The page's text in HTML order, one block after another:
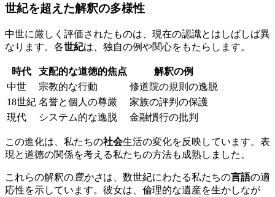
世紀を超えた解釈の多様性
中世に厳しく評価されたものは、現在の認識とはしばしば異
なります。各世紀は、独自の例や関心をもたらします。
時代 支配的な道徳的焦点
解釈の例
中世
宗教的な行動
修道院の規則の逸脱
18世紀 名誉と個人の尊厳
家族の評判の保護
現代
システム的な逸脱 金融慣行の批判
この進化は、私たちの社会生活の変化を反映しています。表
現と道徳の関係を考える私たちの方法も成熟しました。
これらの解釈の豊かさは、数世紀にわたる私たちの言語の適
応性を示しています。彼女は、倫理的な遺産を生かしなが